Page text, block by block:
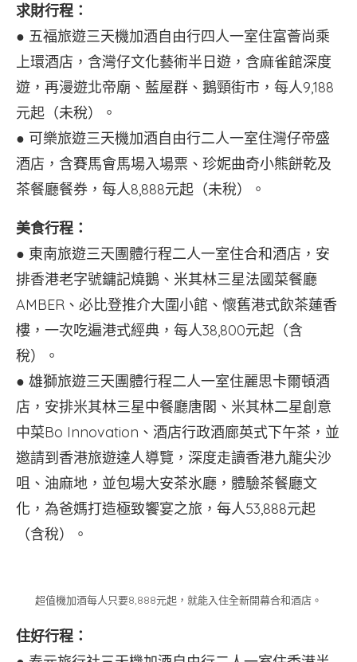
求財行程：
● 五福旅遊三天機加酒自由行四人一室住富薈尚乘
上環酒店，含灣仔文化藝術半日遊，含麻雀館深度
遊，再漫遊北帝廟、藍屋群、鵝頸街市，每人9,188
元起（未稅）。
● 可樂旅遊三天機加酒自由行二人一室住灣仔帝盛
酒店，含賽馬會馬場入場票、珍妮曲奇小熊餅乾及
茶餐廳餐券，每人8,888元起（未稅）。
美食行程：
● 東南旅遊三天團體行程二人一室住合和酒店，安
排香港老字號鏞記燒鵝、米其林三星法國菜餐廳
AMBER、必比登推介大圍小館、懷舊港式飲茶蓮香
樓，一次吃遍港式經典，每人38,800元起（含
稅）。
● 雄獅旅遊三天團體行程二人一室住麗思卡爾頓酒
店，安排米其林三星中餐廳唐閣、米其林二星創意
中菜Bo Innovation、酒店行政酒廊英式下午茶，並
邀請到香港旅遊達人導覽，深度走讀香港九龍尖沙
咀、油麻地，並包場大安茶氷廳，體驗茶餐廳文
化，為爸媽打造極致饗宴之旅，每人53,888元起
（含稅）。
超值機加酒每人只要8,888元起，就能入住全新開幕合和酒店。
住好行程：